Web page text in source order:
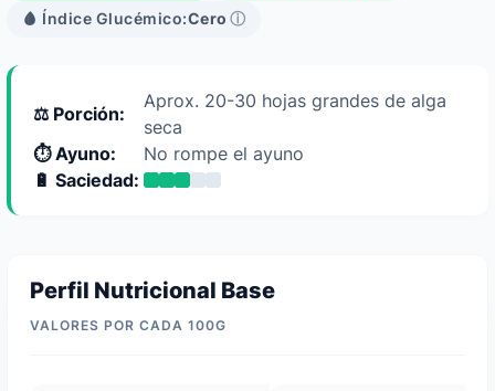
🩸 Índice Glucémico:Cero ⓘ
⚖️ Porción:
Aprox. 20-30 hojas grandes de alga
seca
⏱️ Ayuno:
No rompe el ayuno
🔋 Saciedad:
Perfil Nutricional Base
VALORES POR CADA 100G